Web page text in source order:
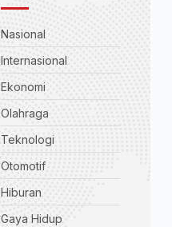
Nasional
Internasional
Ekonomi
Olahraga
Teknologi
Otomotif
Hiburan
Gaya Hidup